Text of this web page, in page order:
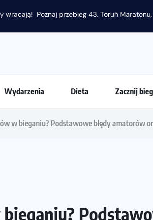
wracają! Poznaj przebieg 43. Toruń Maratonu,
Wydarzenia Dieta Zacznij
w bieganiu? Podstawowe błędy amatorów